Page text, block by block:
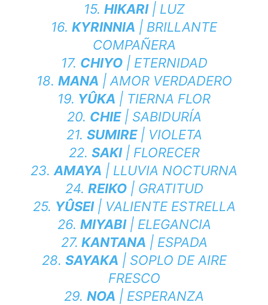
15. HIKARI| LUZ
16. KYRINNIA | BRILLANTE
COMPAÑERA
17. CHIYO| ETERNIDAD
18. MANA | AMOR VERDADERO
19. YÛKA | TIERNA FLOR
20. CHIE| SABIDURÍA
21. SUMIRE| VIOLETA
22. SAKI| FLORECER
23. AMAYA | LLUVIA NOCTURNA
24. REIKO| GRATITUD
25. YÛSEI| VALIENTE ESTRELLA
26. MIYABI| ELEGANCIA
27. KANTANA | ESPADA
28. SAYAKA | SOPLO DE AIRE
FRESCO
29. NOA | ESPERANZA